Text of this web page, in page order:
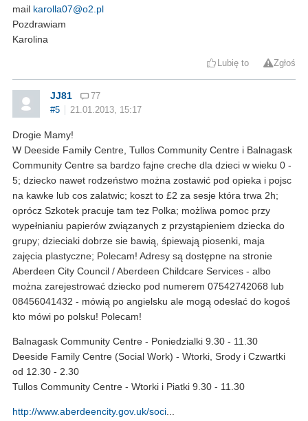
mail karolla07@o2.pl
Pozdrawiam
Karolina
Lubię to Zgłoś
JJ81
77
#5
21.01.2013, 15:17
Drogie Mamy!
W Deeside Family Centre, Tullos Community Centre i Balnagask
Community Centre sa bardzo fajne creche dla dzieci w wieku 0 -
5; dziecko nawet rodzeństwo można zostawić pod opieka i pojsc
na kawke lub cos zalatwic; koszt to £2 za sesje która trwa 2h;
oprócz Szkotek pracuje tam tez Polka; możliwa pomoc przy
wypełnianiu papierów związanych z przystąpieniem dziecka do
grupy; dzieciaki dobrze sie bawią, śpiewają piosenki, maja
zajęcia plastyczne; Polecam! Adresy są dostępne na stronie
Aberdeen City Council / Aberdeen Childcare Services - albo
można zarejestrować dziecko pod numerem 07542742068 lub
08456041432 - mówią po angielsku ale mogą odesłać do kogoś
kto mówi po polsku! Polecam!
Balnagask Community Centre - Poniedzialki 9.30 - 11.30
Deeside Family Centre (Social Work) - Wtorki, Srody i Czwartki
od 12.30 - 2.30
Tullos Community Centre - Wtorki i Piatki 9.30 - 11.30
http://www.aberdeencity.gov.uk/soci